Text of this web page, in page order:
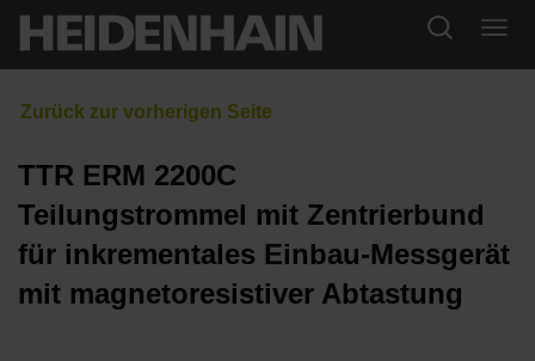
TTR ERM 2200C
Teilungstrommel mit Zentrierbund
für inkrementales Einbau-Messgerät
mit magnetoresistiver Abtastung